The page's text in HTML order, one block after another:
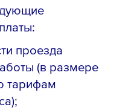
проезда
(в размере
тарифам